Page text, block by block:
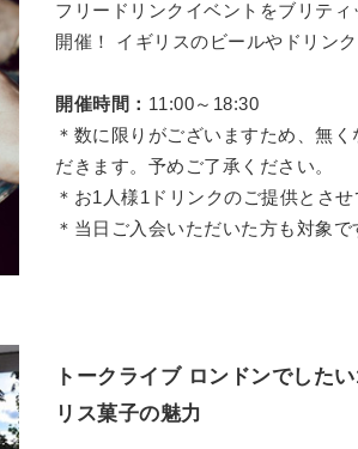
フリードリンクイベントをブリテ
開催！ イギリスのビールやドリン
開催時間： 11:00～18:30
＊数に限りがございますため、無
だきます。予めご了承ください。
＊お1人様1ドリンクのご提供とさせ
＊当日ご入会いただいた方も対象で
トークライブ ロンドンでした
リス菓子の魅力